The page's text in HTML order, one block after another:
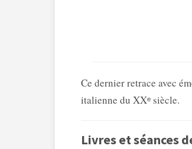
Ce dernier retrace avec
italienne du XXᵉ siècle.
Livres et séances